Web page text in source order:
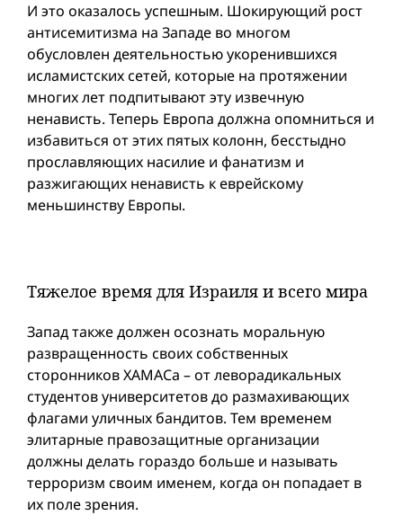
И это оказалось успешным. Шокирующий рост
антисемитизма на Западе во многом
обусловлен деятельностью укоренившихся
исламистских сетей, которые на протяжении
многих лет подпитывают эту извечную
ненависть. Теперь Европа должна опомниться и
избавиться от этих пятых колонн, бесстыдно
прославляющих насилие и фанатизм и
разжигающих ненависть к еврейскому
меньшинству Европы.
Тяжелое время для Израиля и всего мира
Запад также должен осознать моральную
развращенность своих собственных
сторонников ХАМАСа – от леворадикальных
студентов университетов до размахивающих
флагами уличных бандитов. Тем временем
элитарные правозащитные организации
должны делать гораздо больше и называть
терроризм своим именем, когда он попадает в
их поле зрения.